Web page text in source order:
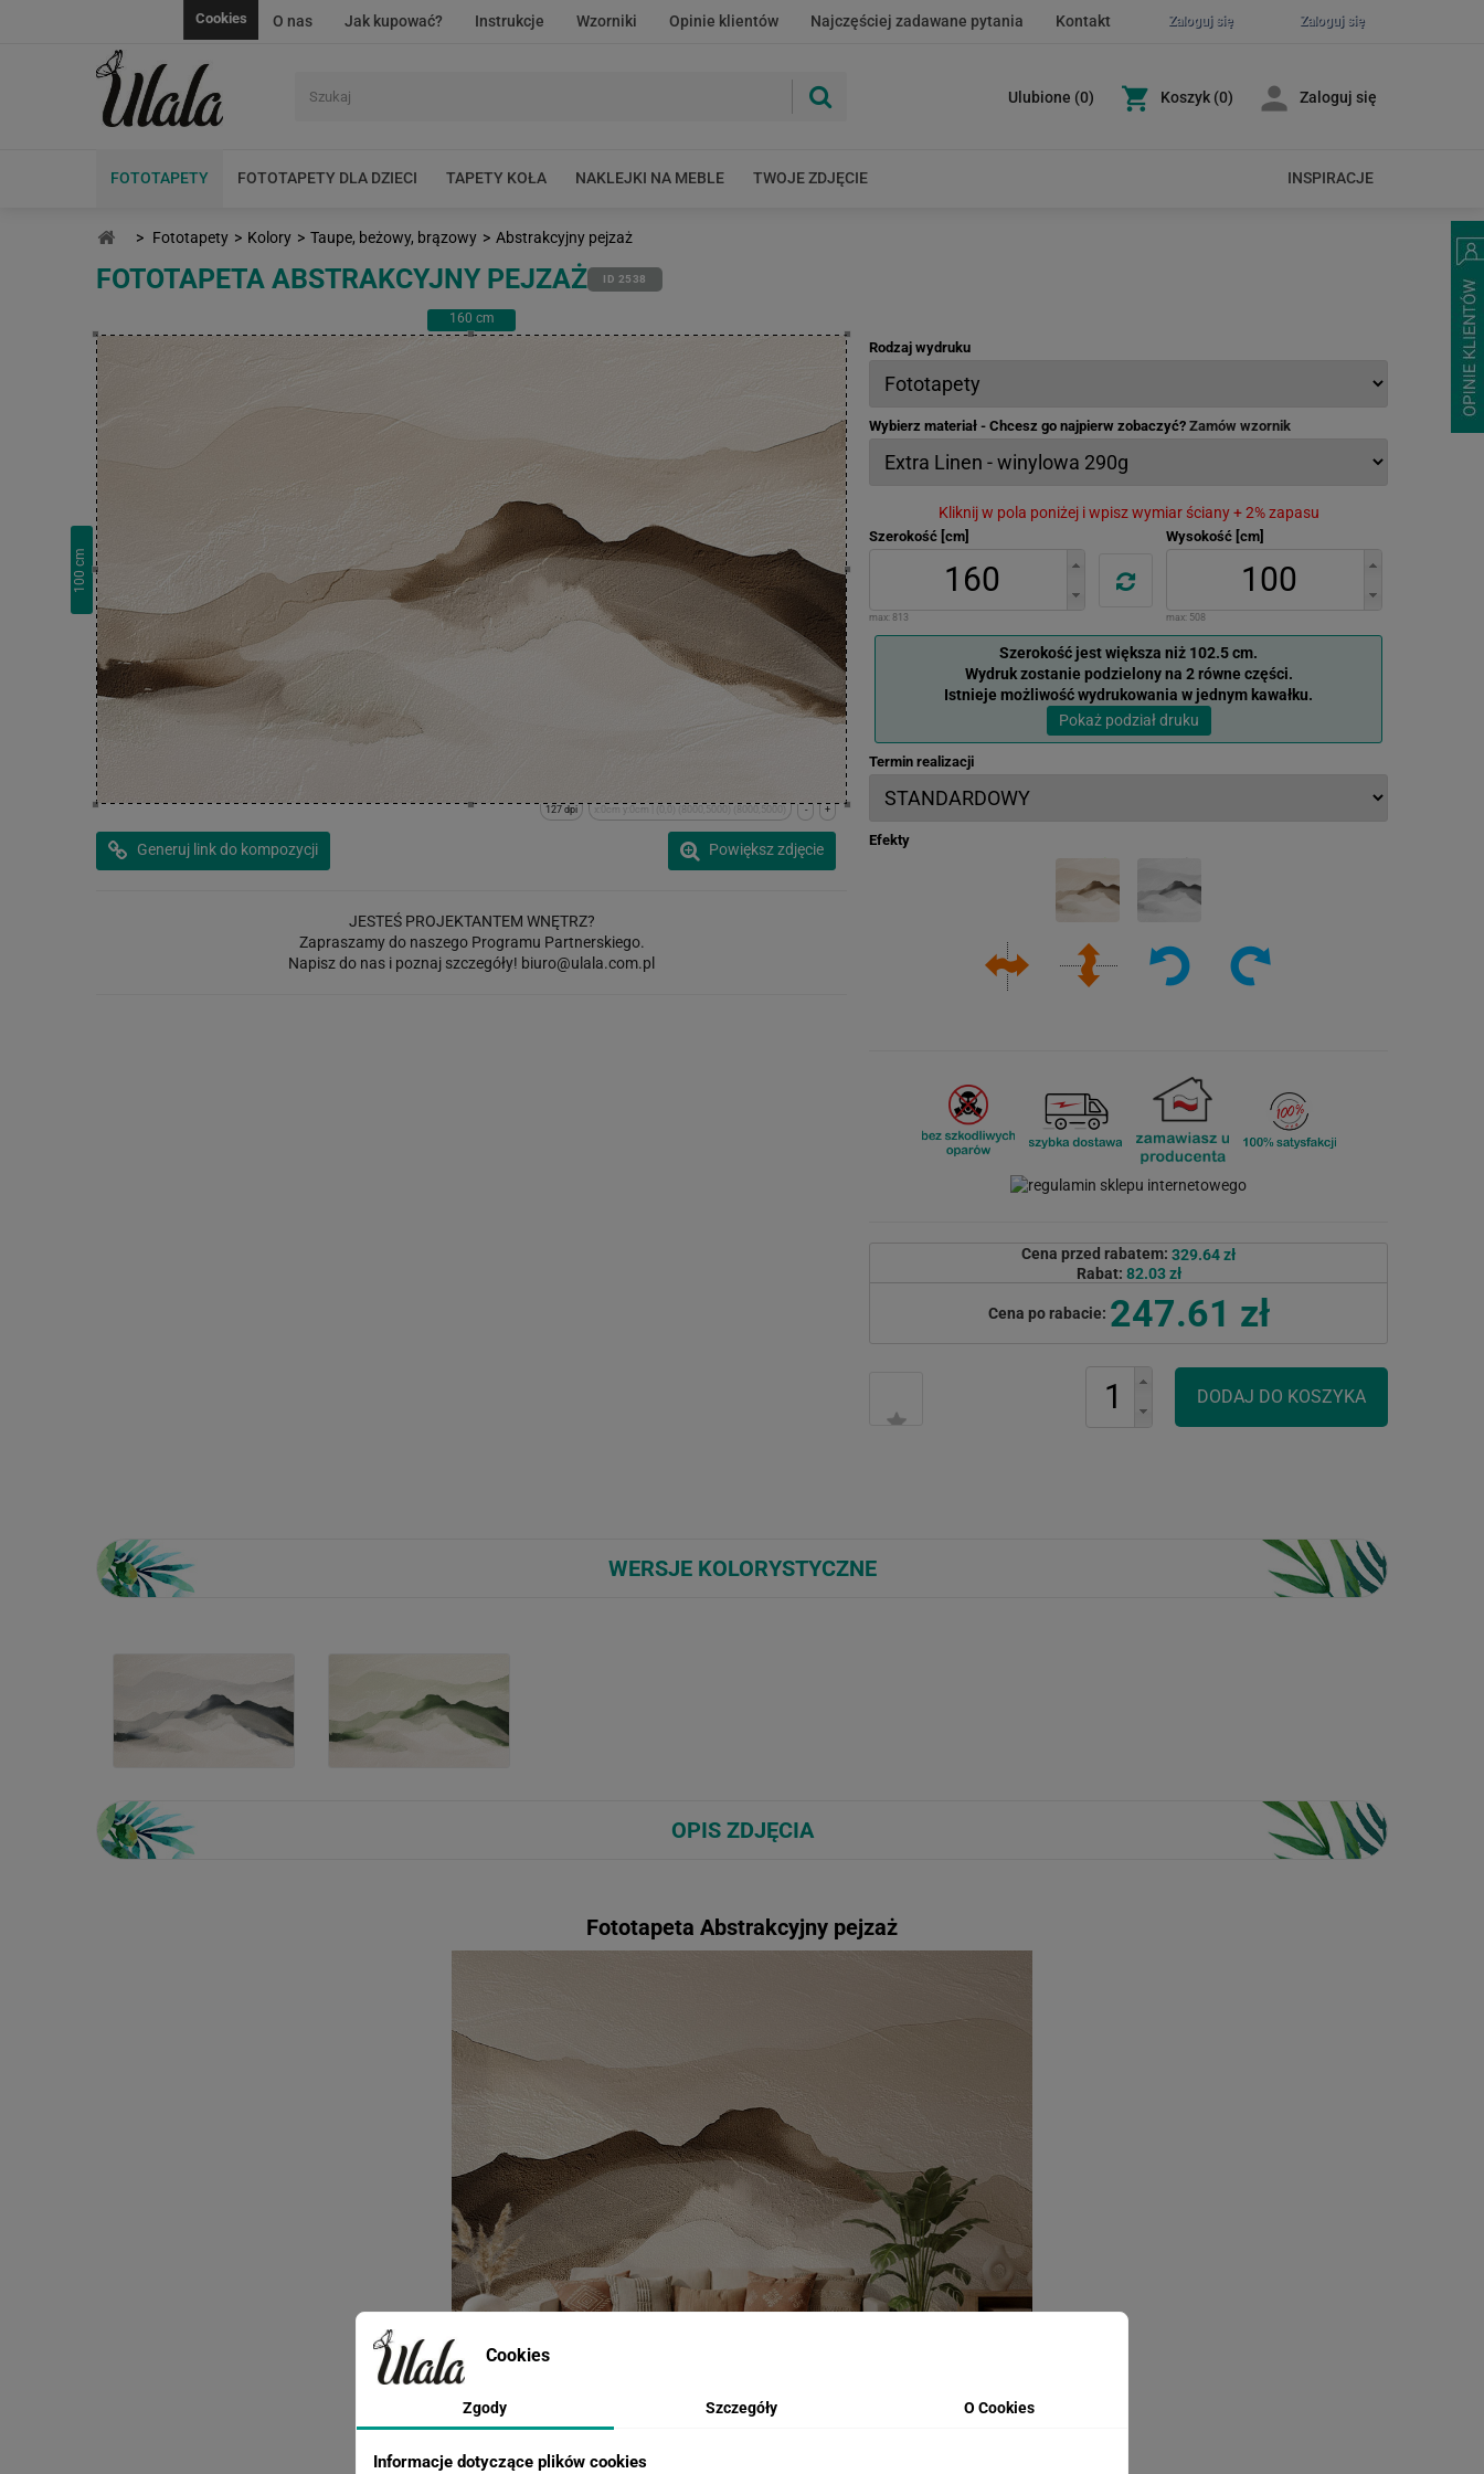
Zaloguj się
Zaloguj się
O nas Jak kupować? Instrukcje Wzorniki Opinie klientów Najczęściej zadawane pytania Kontakt
Cookies
Ulubione (0) Koszyk (0) Zaloguj się
FOTOTAPETY FOTOTAPETY DLA DZIECI TAPETY KOŁA NAKLEJKI NA MEBLE TWOJE ZDJĘCIE INSPIRACJE
> Fototapety > Kolory > Taupe, beżowy, brązowy > Abstrakcyjny pejzaż
FOTOTAPETA ABSTRAKCYJNY PEJZAŻ ID 2538
160 cm
100
cm
+
-
x:0cm y:0cm | (0,0) (8000,5000) (8000,5000)
127 dpi
Powiększ zdjęcie
Generuj link do kompozycji
JESTEŚ PROJEKTANTEM WNĘTRZ?
Zapraszamy do naszego Programu Partnerskiego.
Napisz do nas i poznaj szczegóły! biuro@ulala.com.pl
Rodzaj wydruku
Wybierz materiał - Chcesz go najpierw zobaczyć? Zamów wzornik
Kliknij w pola poniżej i wpisz wymiar ściany + 2% zapasu
Szerokość [cm]
max: 813
Wysokość [cm]
max: 508
Szerokość jest większa niż 102.5 cm.
Wydruk zostanie podzielony na 2 równe części.
Istnieje możliwość wydrukowania w jednym kawałku.
Pokaż podział druku
Termin realizacji
Efekty
Cena przed rabatem: 329.64 zł
Rabat: 82.03 zł
Cena po rabacie: 247.61 zł
WERSJE KOLORYSTYCZNE
OPIS ZDJĘCIA
Fototapeta Abstrakcyjny pejzaż
Cookies
Zgody Szczegóły O Cookies
Informacje dotyczące plików cookies